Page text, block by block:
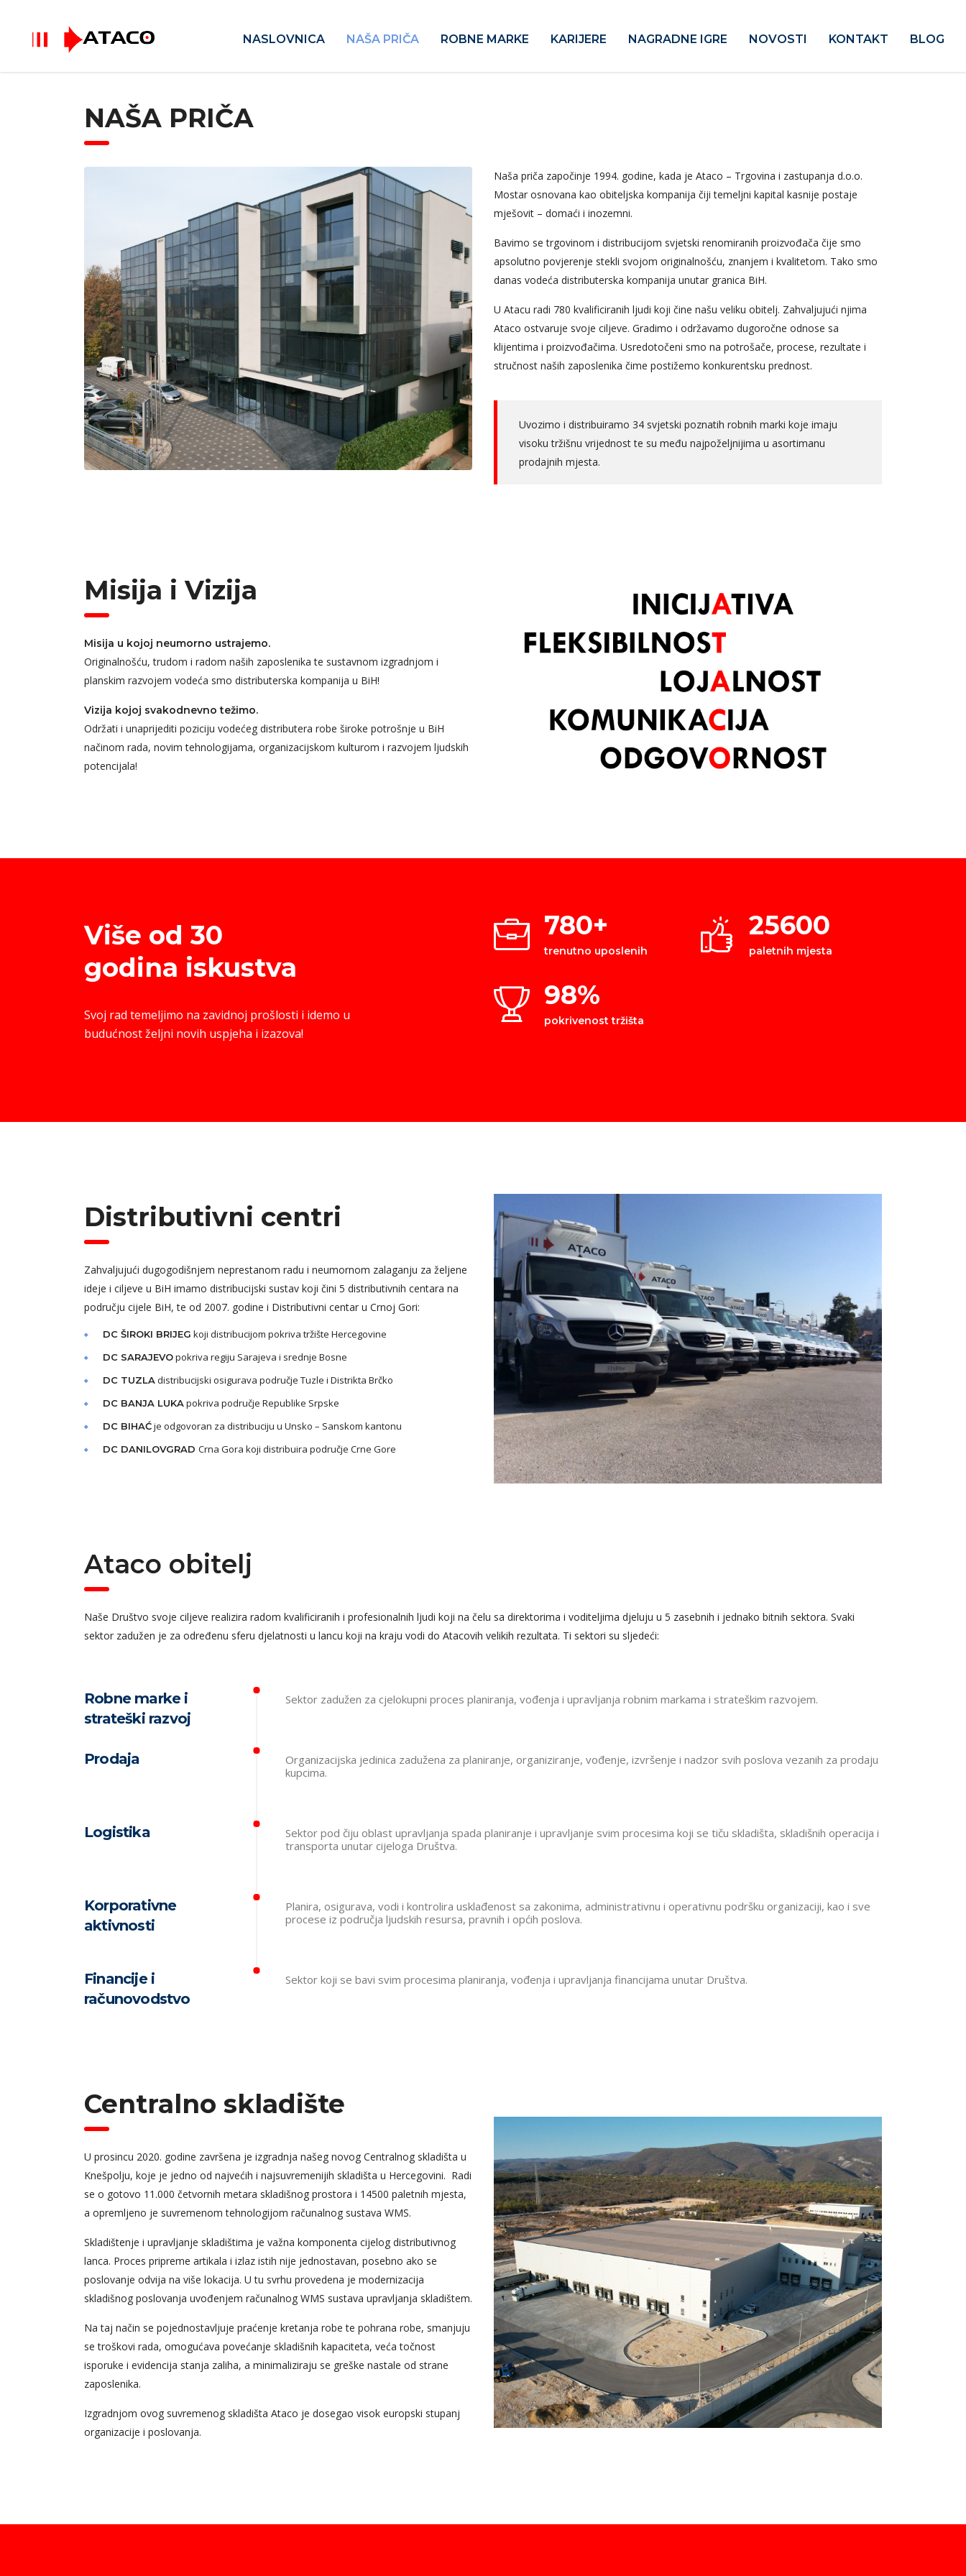
NASLOVNICA NAŠA PRIČA ROBNE MARKE KARIJERE NAGRADNE IGRE NOVOSTI KONTAKT BLOG
NAŠA PRIČA
Naša priča započinje 1994. godine, kada je Ataco – Trgovina i zastupanja d.o.o.
Mostar osnovana kao obiteljska kompanija čiji temeljni kapital kasnije postaje
mješovit – domaći i inozemni.
Bavimo se trgovinom i distribucijom svjetski renomiranih proizvođača čije smo
apsolutno povjerenje stekli svojom originalnošću, znanjem i kvalitetom. Tako smo
danas vodeća distributerska kompanija unutar granica BiH.
U Atacu radi 780 kvalificiranih ljudi koji čine našu veliku obitelj. Zahvaljujući njima
Ataco ostvaruje svoje ciljeve. Gradimo i održavamo dugoročne odnose sa
klijentima i proizvođačima. Usredotočeni smo na potrošače, procese, rezultate i
stručnost naših zaposlenika čime postižemo konkurentsku prednost.
Uvozimo i distribuiramo 34 svjetski poznatih robnih marki koje imaju
visoku tržišnu vrijednost te su među najpoželjnijima u asortimanu
prodajnih mjesta.
Misija i Vizija
Misija u kojoj neumorno ustrajemo.
Originalnošću, trudom i radom naših zaposlenika te sustavnom izgradnjom i
planskim razvojem vodeća smo distributerska kompanija u BiH!
Vizija kojoj svakodnevno težimo.
Održati i unaprijediti poziciju vodećeg distributera robe široke potrošnje u BiH
načinom rada, novim tehnologijama, organizacijskom kulturom i razvojem ljudskih
potencijala!
Više od 30
godina iskustva
Svoj rad temeljimo na zavidnoj prošlosti i idemo u
budućnost željni novih uspjeha i izazova!
780+
trenutno uposlenih
98%
pokrivenost tržišta
25600
paletnih mjesta
Distributivni centri
Zahvaljujući dugogodišnjem neprestanom radu i neumornom zalaganju za željene
ideje i ciljeve u BiH imamo distribucijski sustav koji čini 5 distributivnih centara na
području cijele BiH, te od 2007. godine i Distributivni centar u Crnoj Gori:
DC ŠIROKI BRIJEG koji distribucijom pokriva tržište Hercegovine
DC SARAJEVOpokriva regiju Sarajeva i srednje Bosne
DC TUZLAdistribucijski osigurava područje Tuzle i Distrikta Brčko
DC BANJA LUKApokriva područje Republike Srpske
DC BIHAĆje odgovoran za distribuciju u Unsko – Sanskom kantonu
DC DANILOVGRAD Crna Gora koji distribuira područje Crne Gore
Ataco obitelj
Naše Društvo svoje ciljeve realizira radom kvalificiranih i profesionalnih ljudi koji na čelu sa direktorima i voditeljima djeluju u 5 zasebnih i jednako bitnih sektora. Svaki
sektor zadužen je za određenu sferu djelatnosti u lancu koji na kraju vodi do Atacovih velikih rezultata. Ti sektori su sljedeći:
Robne marke i
strateški razvoj
Sektor zadužen za cjelokupni proces planiranja, vođenja i upravljanja robnim markama i strateškim razvojem.
Prodaja
Organizacijska jedinica zadužena za planiranje, organiziranje, vođenje, izvršenje i nadzor svih poslova vezanih za prodaju
kupcima.
Logistika
Sektor pod čiju oblast upravljanja spada planiranje i upravljanje svim procesima koji se tiču skladišta, skladišnih operacija i
transporta unutar cijeloga Društva.
Korporativne
aktivnosti
Planira, osigurava, vodi i kontrolira usklađenost sa zakonima, administrativnu i operativnu podršku organizaciji, kao i sve
procese iz područja ljudskih resursa, pravnih i općih poslova.
Financije i
računovodstvo
Sektor koji se bavi svim procesima planiranja, vođenja i upravljanja financijama unutar Društva.
Centralno skladište
U prosincu 2020. godine završena je izgradnja našeg novog Centralnog skladišta u
Knešpolju, koje je jedno od najvećih i najsuvremenijih skladišta u Hercegovini. Radi
se o gotovo 11.000 četvornih metara skladišnog prostora i 14500 paletnih mjesta,
a opremljeno je suvremenom tehnologijom računalnog sustava WMS.
Skladištenje i upravljanje skladištima je važna komponenta cijelog distributivnog
lanca. Proces pripreme artikala i izlaz istih nije jednostavan, posebno ako se
poslovanje odvija na više lokacija. U tu svrhu provedena je modernizacija
skladišnog poslovanja uvođenjem računalnog WMS sustava upravljanja skladištem.
Na taj način se pojednostavljuje praćenje kretanja robe te pohrana robe, smanjuju
se troškovi rada, omogućava povećanje skladišnih kapaciteta, veća točnost
isporuke i evidencija stanja zaliha, a minimaliziraju se greške nastale od strane
zaposlenika.
Izgradnjom ovog suvremenog skladišta Ataco je dosegao visok europski stupanj
organizacije i poslovanja.